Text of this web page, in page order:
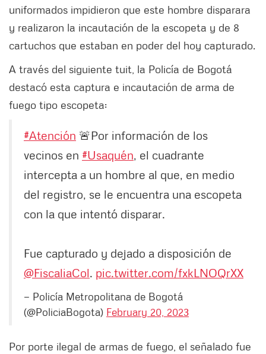
uniformados impidieron que este hombre disparara
y realizaron la incautación de la escopeta y de 8
cartuchos que estaban en poder del hoy capturado.
A través del siguiente tuit, la Policía de Bogotá
destacó esta captura e incautación de arma de
fuego tipo escopeta:
#Atención 🚨Por información de los
vecinos en #Usaquén, el cuadrante
intercepta a un hombre al que, en medio
del registro, se le encuentra una escopeta
con la que intentó disparar.
Fue capturado y dejado a disposición de
@FiscaliaCol. pic.twitter.com/fxkLNOQrXX
— Policía Metropolitana de Bogotá
(@PoliciaBogota) February 20, 2023
Por porte ilegal de armas de fuego, el señalado fue